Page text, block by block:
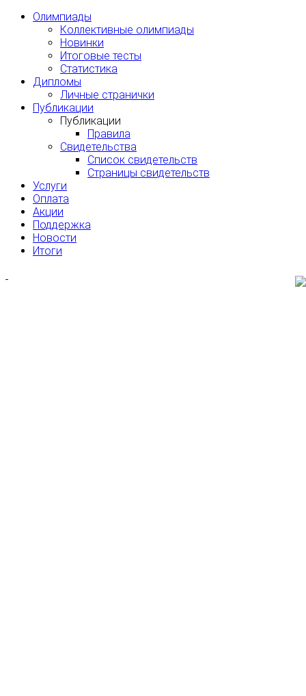
Олимпиады
Коллективные олимпиады
Новинки
Итоговые тесты
Статистика
Дипломы
Личные странички
Публикации
Публикации
Правила
Свидетельства
Список свидетельств
Страницы свидетельств
Услуги
Оплата
Акции
Поддержка
Новости
Итоги